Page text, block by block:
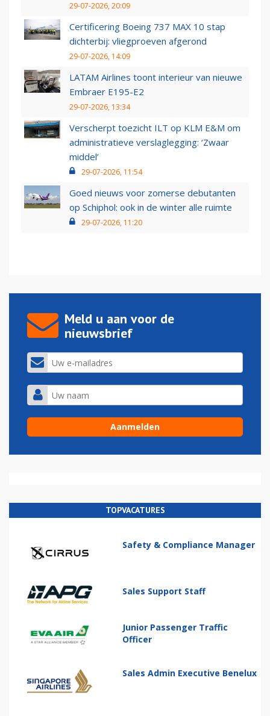
29-07-2026, 20:09
Certificering Boeing 737 MAX 10 stap
dichterbij: vliegproeven afgerond
29-07-2026, 14:09
LATAM Airlines toont interieur van nieuwe
Embraer E195-E2
29-07-2026, 13:34
Verscherpt toezicht ILT op KLM E&M om
administratieve verslaglegging: ‘Zwaar
middel’
29-07-2026, 11:54
Goed nieuws voor zomerse debutanten
op Schiphol: ook in de winter alle ruimte
29-07-2026, 11:20
Meld u aan voor de
nieuwsbrief
TOPVACATURES
Safety & Compliance Manager
Sales Support Staff
Junior Passenger Traffic
Officer
Sales Admin Executive Benelux